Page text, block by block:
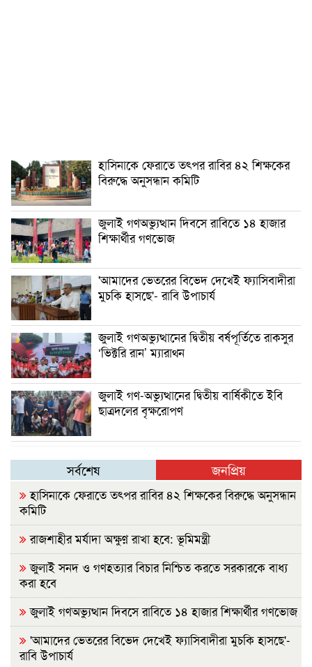
হাসিনাকে ফেরাতে তৎপর রাবির ৪২ শিক্ষকের
বিরুদ্ধে অনুসন্ধান কমিটি
জুলাই গণঅভ্যুত্থান দিবসে রাবিতে ১৪ হাজার
শিক্ষার্থীর গণভোজ
'আমাদের ভেতরের বিভেদ দেখেই ফ্যাসিবাদীরা
মুচকি হাসছে'- রাবি উপাচার্য
জুলাই গণঅভ্যুত্থানের দ্বিতীয় বর্ষপূর্তিতে রাকসুর
‘ভিক্টরি রান’ ম্যারাথন
জুলাই গণ-অভ্যুত্থানের দ্বিতীয় বার্ষিকীতে ইবি
ছাত্রদলের বৃক্ষরোপণ
সর্বশেষ জনপ্রিয়
হাসিনাকে ফেরাতে তৎপর রাবির ৪২ শিক্ষকের বিরুদ্ধে অনুসন্ধান
কমিটি
রাজশাহীর মর্যাদা অক্ষুণ্ন রাখা হবে: ভূমিমন্ত্রী
জুলাই সনদ ও গণহত্যার বিচার নিশ্চিত করতে সরকারকে বাধ্য
করা হবে
জুলাই গণঅভ্যুত্থান দিবসে রাবিতে ১৪ হাজার শিক্ষার্থীর গণভোজ
'আমাদের ভেতরের বিভেদ দেখেই ফ্যাসিবাদীরা মুচকি হাসছে'-
রাবি উপাচার্য